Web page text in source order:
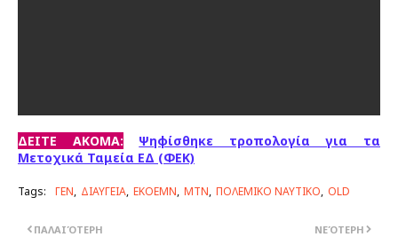
ΔΕΙΤΕ ΑΚΟΜΑ:
Ψηφίσθηκε τροπολογία για τα
Μετοχικά Ταμεία ΕΔ (ΦΕΚ)
Tags: ΓΕΝ ΔΙΑΥΓΕΙΑ ΕΚΟΕΜΝ ΜΤΝ ΠΟΛΕΜΙΚΟ ΝΑΥΤΙΚΟ OLD
ΝΕΌΤΕΡΗ
ΠΑΛΑΙΌΤΕΡΗ